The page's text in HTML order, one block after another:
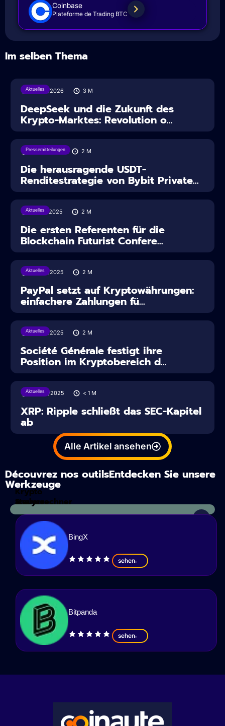
Coinbase
Plateforme de Trading BTC
Im selben Thema
Aktuelles
30/07/2026 3 M
DeepSeek und die Zukunft des
Krypto-Marktes: Revolution o...
Pressemitteilungen
18/08/2025 2 M
Die herausragende USDT-
Renditestrategie von Bybit Private...
Aktuelles
12/08/2025 2 M
Die ersten Referenten für die
Blockchain Futurist Confere...
Aktuelles
30/07/2025 2 M
PayPal setzt auf Kryptowährungen:
einfachere Zahlungen fü...
Aktuelles
28/07/2025 2 M
Société Générale festigt ihre
Position im Kryptobereich d...
Aktuelles
28/06/2025 < 1 M
XRP: Ripple schließt das SEC-Kapitel
ab
Alle Artikel ansehen
Découvrez nos outilsEntdecken Sie unsere
Werkzeuge
Steuerrechner
Krypto
analyse
BingX
sehen
Bitpanda
sehen